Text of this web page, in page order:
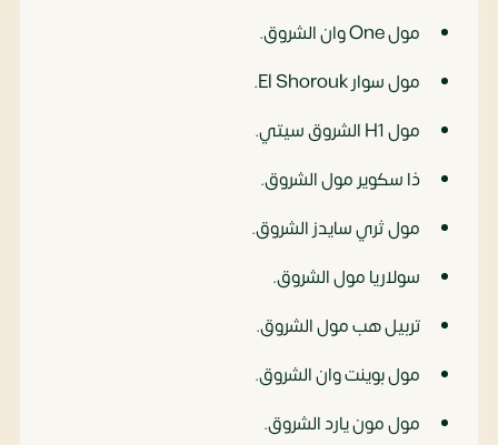
مول One وان الشروق.
مول سوار El Shorouk.
مول H1 الشروق سيتي.
ذا سكوير مول الشروق.
مول ثري سايدز الشروق.
سولاريا مول الشروق.
تربيل هب مول الشروق.
مول بوينت وان الشروق.
مول مون يارد الشروق.